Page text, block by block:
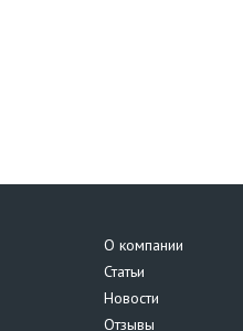
О компании
Статьи
Новости
Отзывы